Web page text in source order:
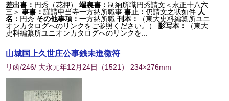
差出書： 円秀（花押） 端裏書：制納所職円秀請文＜永正十八六
三＞ 事書：謹請申当寺一方納所職事 書止：仍請文之状如件 人
名： 円秀 その他事項：一方納所職 刊本：
（東大史料編纂所ユニ
オンカタログへのリンクをご参照ください。）
影写本：
（東大
史料編纂所ユニオンカタログへのリンクを...
山城国上久世庄公事銭未進徴符
リ函/246/ 大永元年12月24日 （1521 ） 234×276mm